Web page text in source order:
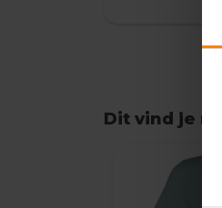
Dit vind je
Items van